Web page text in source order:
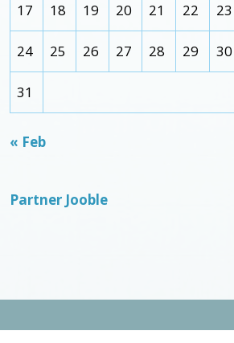
17 18 19 20 21 22 23
24 25 26 27 28 29 30
31
« Feb
Partner Jooble